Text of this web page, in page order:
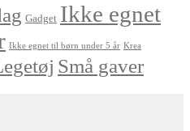
Gadget Ikke egnet
Ikke egnet til børn under 5 år Krea
Små gaver